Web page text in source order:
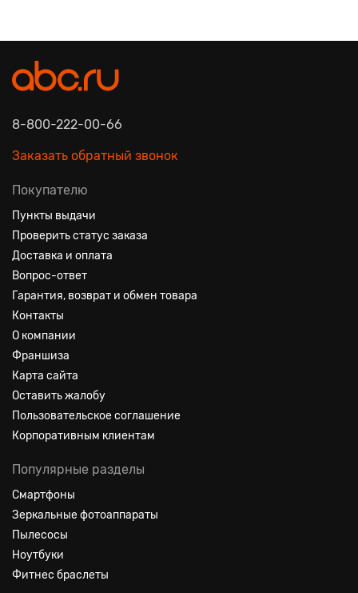
8-800-222-00-66
Заказать обратный звонок
Покупателю
Пункты выдачи
Проверить статус заказа
Доставка и оплата
Вопрос-ответ
Гарантия, возврат и обмен товара
Контакты
О компании
Франшиза
Карта сайта
Оставить жалобу
Пользовательское соглашение
Корпоративным клиентам
Популярные разделы
Смартфоны
Зеркальные фотоаппараты
Пылесосы
Ноутбуки
Фитнес браслеты